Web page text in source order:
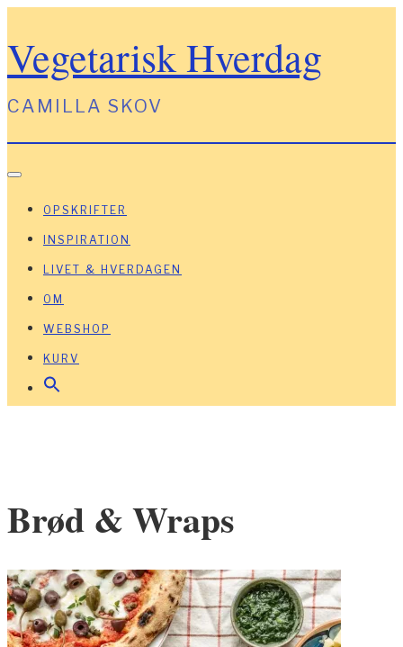
Vegetarisk Hverdag
CAMILLA SKOV
OPSKRIFTER
INSPIRATION
LIVET & HVERDAGEN
OM
WEBSHOP
KURV
Brød & Wraps